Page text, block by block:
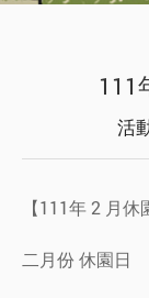
111
活
【111年 2 月休
二月份 休園日